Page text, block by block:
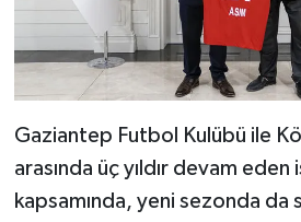
Gaziantep Futbol Kulübü ile
arasında üç yıldır devam eden
kapsamında, yeni sezonda da